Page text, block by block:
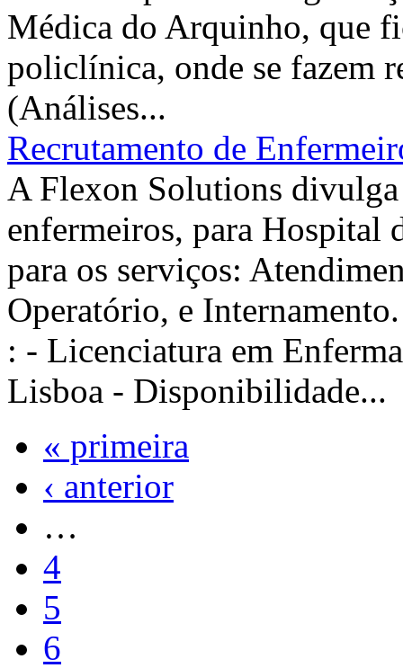
Médica do Arquinho, que
policlínica, onde se fazem
(Análises...
Recrutamento de
A Flexon Solutions
enfermeiros, para Hospital
para os serviços:
Operatório, e
: - Licenciatura em
Lisboa - Disponibilidade...
« primeira
‹ anterior
…
4
5
6